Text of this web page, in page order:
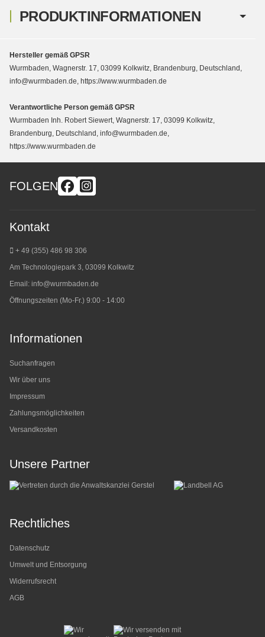
PRODUKTINFORMATIONEN
Hersteller gemäß GPSR
Wurmbaden, Wagnerstr. 17, 03099 Kolkwitz, Brandenburg, Deutschland,
info@wurmbaden.de, https://www.wurmbaden.de
Verantwortliche Person gemäß GPSR
Wurmbaden Inh. Robert Siewert, Wagnerstr. 17, 03099 Kolkwitz,
Brandenburg, Deutschland, info@wurmbaden.de,
https://www.wurmbaden.de
FOLGEN
Kontakt
+ 49 (355) 486 98 306
Am Technologiepark 3, 03099 Kolkwitz
Email: info@wurmbaden.de
Öffnungszeiten (Mo-Fr.) 9:00 - 14:00
Informationen
Suchanfragen
Wir über uns
Impressum
Zahlungsmöglichkeiten
Versandkosten
Unsere Partner
Rechtliches
Datenschutz
Umwelt und Entsorgung
Widerrufsrecht
AGB